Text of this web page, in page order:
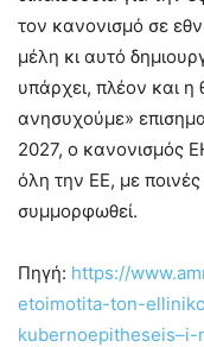
τον κανονισμό σε
μέλη κι αυτό
υπάρχει, πλέον και
ανησυχούμε»
2027, ο κανονισμός
όλη την ΕΕ, με
συμμορφωθεί.
Πηγή: https://
etoimotita-ton-